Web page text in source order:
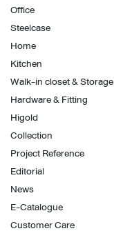
Office
Steelcase
Home
Kitchen
Walk-in closet & Storage
Hardware & Fitting
Higold
Collection
Project Reference
Editorial
News
E-Catalogue
Customer Care